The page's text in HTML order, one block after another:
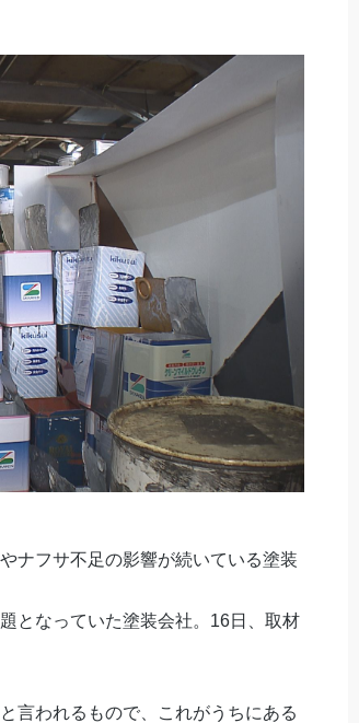
ナフサ不足の影響が続いている塗装
となっていた塗装会社。16日、取材
言われるもので、これがうちにある